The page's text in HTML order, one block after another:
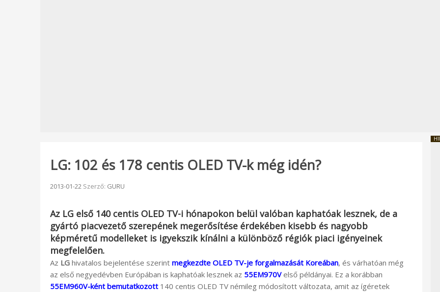
LG: 102 és 178 centis OLED TV-k még idén?
Beküldve:
2013-01-22 Szerző: GURU
Az LG első 140 centis OLED TV-i hónapokon belül valóban kaphatóak lesznek, de a
gyártó piacvezető szerepének megerősítése érdekében kisebb és nagyobb
képméretű modelleket is igyekszik kínálni a különböző régiók piaci igényeinek
megfelelően.
Az LG hivatalos bejelentése szerint megkezdte OLED TV-je forgalmazását Koreában, és várhatóan még
az első negyedévben Európában is kaphatóak lesznek az 55EM970Velső példányai. Ez a korábban
55EM960V-ként bemutatkozott 140 centis OLED TV némileg módosított változata, amit az ígéretek